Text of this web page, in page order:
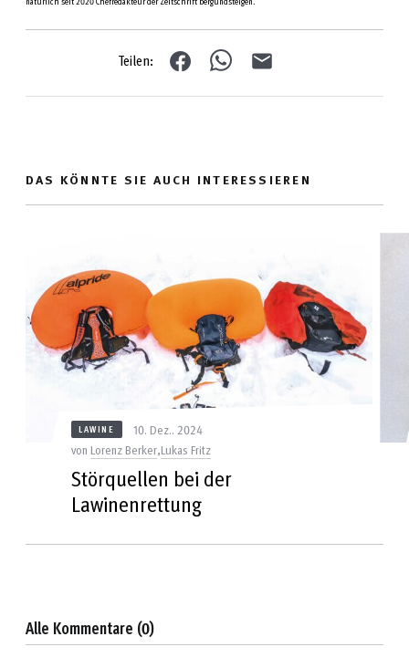
Teilen:
DAS KÖNNTE SIE AUCH INTERESSIEREN
LAWINE
10. Dez.. 2024
von Lorenz Berker,Lukas Fritz
Störquellen bei der
Lawinenrettung
Alle Kommentare (0)